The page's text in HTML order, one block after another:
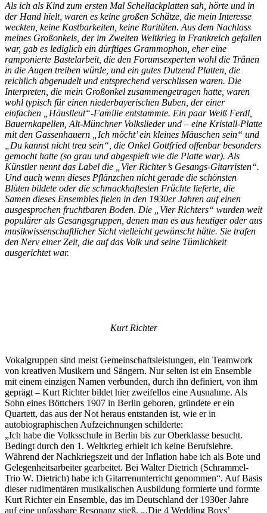
Als ich als Kind zum ersten Mal Schellackplatten sah, hörte und in
der Hand hielt, waren es keine großen Schätze, die mein Interesse
weckten, keine Kostbarkeiten, keine Raritäten. Aus dem Nachlass
meines Großonkels, der im Zweiten Weltkrieg in Frankreich gefallen
war, gab es lediglich ein dürftiges Grammophon, eher eine
ramponierte Bastelarbeit, die den Forumsexperten wohl die Tränen
in die Augen treiben würde, und ein gutes Dutzend Platten, die
reichlich abgenudelt und entsprechend verschlissen waren. Die
Interpreten, die mein Großonkel zusammengetragen hatte, waren
wohl typisch für einen niederbayerischen Buben, der einer
einfachen „Häuslleut“-Familie entstammte. Ein paar Weiß Ferdl,
Bauernkapellen, Alt-Münchner Volkslieder und – eine Kristall-Platte
mit den Gassenhauern „Ich möcht’ ein kleines Mäuschen sein“ und
„Du kannst nicht treu sein“, die Onkel Gottfried offenbar besonders
gemocht hatte (so grau und abgespielt wie die Platte war). Als
Künstler nennt das Label die „Vier Richter’s Gesangs-Gitarristen“.
Und auch wenn dieses Pflänzchen nicht gerade die schönsten
Blüten bildete oder die schmackhaftesten Früchte lieferte, die
Samen dieses Ensembles fielen in den 1930er Jahren auf einen
ausgesprochen fruchtbaren Boden. Die „Vier Richters“ wurden weit
populärer als Gesangsgruppen, denen man es aus heutiger oder aus
musikwissenschaftlicher Sicht vielleicht gewünscht hätte. Sie trafen
den Nerv einer Zeit, die auf das Volk und seine Tümlichkeit
ausgerichtet war.
Kurt Richter
Vokalgruppen sind meist Gemeinschaftsleistungen, ein Teamwork
von kreativen Musikern und Sängern. Nur selten ist ein Ensemble
mit einem einzigen Namen verbunden, durch ihn definiert, von ihm
geprägt – Kurt Richter bildet hier zweifellos eine Ausnahme. Als
Sohn eines Böttchers 1907 in Berlin geboren, gründete er ein
Quartett, das aus der Not heraus entstanden ist, wie er in
autobiographischen Aufzeichnungen schilderte:
„Ich habe die Volksschule in Berlin bis zur Oberklasse besucht.
Bedingt durch den 1. Weltkrieg erhielt ich keine Berufslehre.
Während der Nachkriegszeit und der Inflation habe ich als Bote und
Gelegenheitsarbeiter gearbeitet. Bei Walter Dietrich (Schrammel-
Trio W. Dietrich) habe ich Gitarrenunterricht genommen“. Auf Basis
dieser rudimentären musikalischen Ausbildung formierte und formte
Kurt Richter ein Ensemble, das im Deutschland der 1930er Jahre
auf eine unfassbare Resonanz stieß. „‚Die 4 Wedding Boys’